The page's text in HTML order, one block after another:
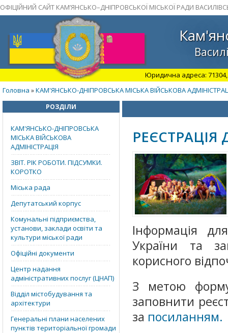
ОФІЦІЙНИЙ САЙТ КАМ’ЯНСЬКО–ДНІПРОВСЬКОЇ МІСЬКОЇ РАДИ
Юридична адреса: 71304,
Головна »КАМ'ЯНСЬКО-ДНІПРОВСЬКА МІСЬКА ВІЙСЬКОВА
РОЗДІЛИ
КАМ'ЯНСЬКО-ДНІПРОВСЬКА
МІСЬКА ВІЙСЬКОВА
АДМІНІСТРАЦІЯ
ЗВІТ. РІК РОБОТИ. ПІДСУМКИ.
КОРОТКО
Міська рада
Депутатський корпус
Комунальні підприємства,
установи, заклади освіти та
культури міської ради
Офіційні документи
Центр надання
адміністративних послуг (ЦНАП)
Відділ містобудування та
архітектури
Генеральні плани населених
пунктів територіальної громади
РЕЄСТРАЦІЯ
Інформація
України та
корисного
З метою
заповнити
за посиланням.